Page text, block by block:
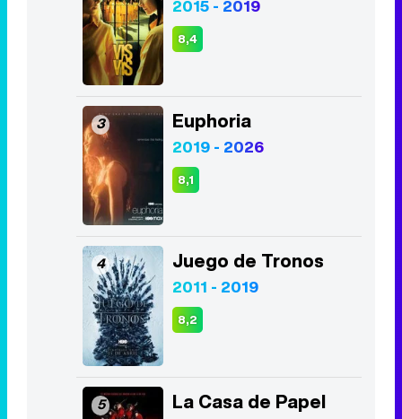
2015 - 2019
8,4
3 Euphoria
2019 - 2026
8,1
4 Juego de Tronos
2011 - 2019
8,2
5 La Casa de Papel